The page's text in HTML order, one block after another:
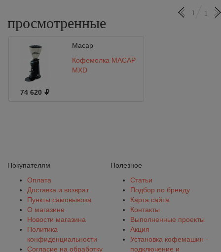
просмотренные
1 1
Macap
Кофемолка MACAP
MXD
74 620
Покупателям
Оплата
Доставка и возврат
Пункты самовывоза
О магазине
Новости магазина
Политика
конфиденциальности
Согласие на обработку
Полезное
Статьи
Подбор по бренду
Карта сайта
Контакты
Выполненные проекты
Акция
Установка кофемашин -
подключение и